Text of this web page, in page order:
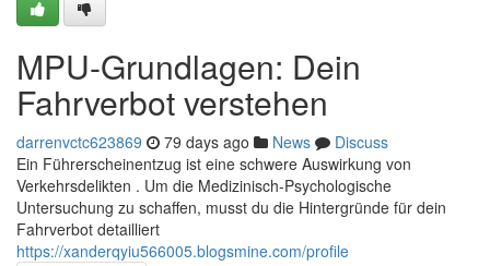
MPU-Grundlagen: Dein
Fahrverbot verstehen
darrenvctc623869 79 days ago News
Discuss
Ein Führerscheinentzug ist eine schwere Auswirkung von
Verkehrsdelikten . Um die Medizinisch-Psychologische
Untersuchung zu schaffen, musst du die Hintergründe für dein
Fahrverbot detailliert
https://xanderqyiu566005.blogsmine.com/profile